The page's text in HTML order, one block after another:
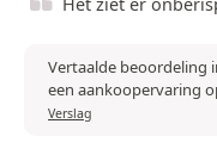
Vertaalde beoordeling
een aankoopervaring
Verslag